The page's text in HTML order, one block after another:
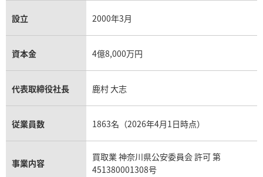
設立 2000年3月
資本金 4億8,000万円
代表取締役社長 鹿村 大志
従業員数 1863名（2026年4月1日時点）
事業内容
買取業 神奈川県公安委員会 許可 第
451380001308号